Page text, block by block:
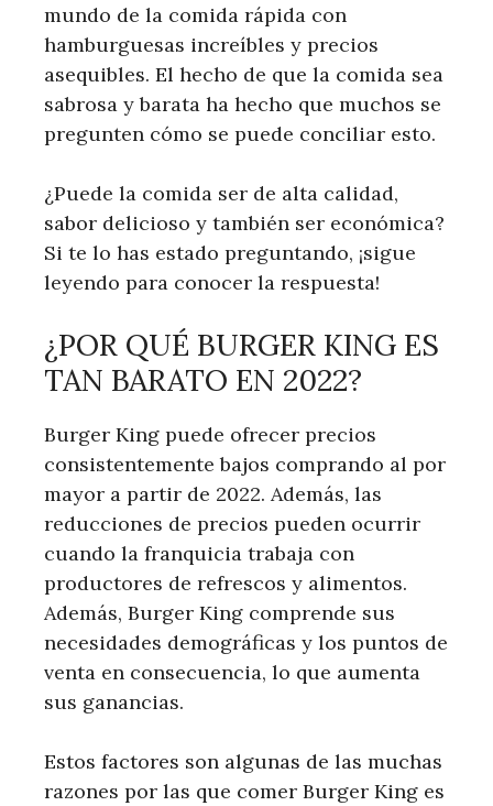
mundo de la comida rápida con
hamburguesas increíbles y precios
asequibles. El hecho de que la comida sea
sabrosa y barata ha hecho que muchos se
pregunten cómo se puede conciliar esto.
¿Puede la comida ser de alta calidad,
sabor delicioso y también ser económica?
Si te lo has estado preguntando, ¡sigue
leyendo para conocer la respuesta!
¿POR QUÉ BURGER KING ES
TAN BARATO EN 2022?
Burger King puede ofrecer precios
consistentemente bajos comprando al por
mayor a partir de 2022. Además, las
reducciones de precios pueden ocurrir
cuando la franquicia trabaja con
productores de refrescos y alimentos.
Además, Burger King comprende sus
necesidades demográficas y los puntos de
venta en consecuencia, lo que aumenta
sus ganancias.
Estos factores son algunas de las muchas
razones por las que comer Burger King es